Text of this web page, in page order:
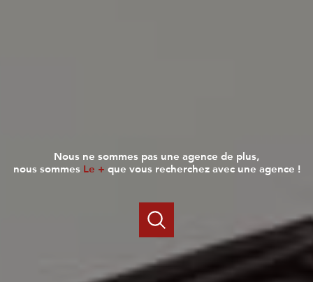
nous ne sommes pas une agence de plus,
nous sommes Le + que vous recherchez avec une agence !